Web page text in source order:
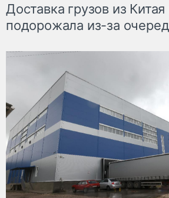
Доставка грузов из
подорожала из-за